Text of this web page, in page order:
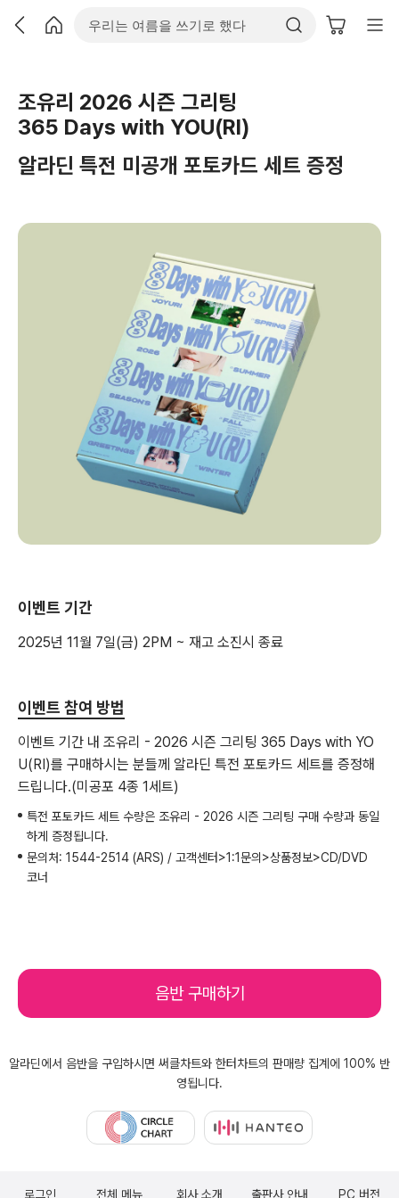
조유리 2026 시즌 그리팅
365 Days with YOU(RI)
알라딘 특전 미공개 포토카드 세트 증정
이벤트 기간
2025년 11월 7일(금) 2PM ~ 재고 소진시 종료
이벤트 참여 방법
이벤트 기간 내 조유리 - 2026 시즌 그리팅 365 Days with YO
U(RI)를 구매하시는 분들께 알라딘 특전 포토카드 세트를 증정해
드립니다.(미공포 4종 1세트)
특전 포토카드 세트 수량은 조유리 - 2026 시즌 그리팅 구매 수량과 동일
하게 증정됩니다.
문의처: 1544-2514 (ARS) / 고객센터>1:1문의>상품정보>CD/DVD
코너
음반 구매하기
알라딘에서 음반을 구입하시면 써클차트와 한터차트의 판매량 집계에 100% 반
영됩니다.
로그인 전체 메뉴 회사 소개 출판사 안내 PC 버전